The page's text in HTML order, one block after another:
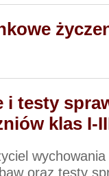
i testy
klas I-
oraz testy